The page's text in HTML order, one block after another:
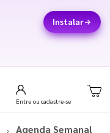
Instalar
Entre ou cadastre-se
Agenda Semanal